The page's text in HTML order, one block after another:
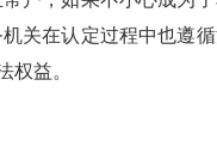
关在认定过程中也遵
权益。